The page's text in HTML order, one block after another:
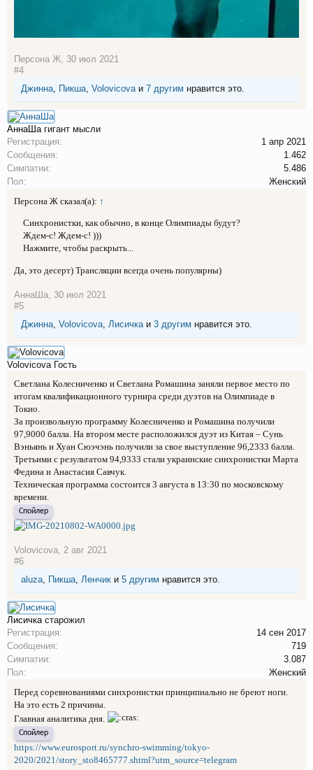
Персона Ж, 30 июл 2021
#4
Джинна, Пикша, Volovicovaи 7 другим нравится это.
АннаШа гигант мысли
Регистрация:
1 апр 2021
Сообщения:
1.462
Симпатии:
5.486
Пол:
Женский
Персона Ж сказал(а): ↑
Синхронистки, как обычно, в конце Олимпиады будут?
Ждем-с! Ждем-с! )))
Нажмите, чтобы раскрыть...
Да, это десерт) Трансляции всегда очень популярны)
АннаШа 30 июл 2021
#5
Джинна Volovicova Лисичка и 3 другим нравится это.
Volovicova Гость
Светлана Колесниченко и Светлана Ромашина заняли первое место по
итогам квалификационного турнира среди дуэтов на Олимпиаде в
Токио.
За произвольную программу Колесниченко и Ромашина получили
97,9000 балла. На втором месте расположился дуэт из Китая – Сунь
Вэньянь и Хуан Сюэчэнь получили за свое выступление 96,2333 балла.
Третьими с результатом 94,9333 стали украинские синхронистки Марта
Федина и Анастасия Савчук.
Техническая программа состоится 3 августа в 13:30 по московскому
времени.
Спойлер
Volovicova 2 авг 2021
#6
aluza Пикша Ленчик и 5 другим нравится это.
Лисичка старожил
Регистрация:
14 сен 2017
Сообщения:
719
Симпатии:
3.087
Пол:
Женский
Перед соревнованиями синхронистки принципиально не бреют ноги.
На это есть 2 причины.
Главная аналитика дня.
Спойлер
https://www.eurosport.ru/synchro-swimming/tokyo-
2020/2021/story_sto8465777.shtml?utm_source=telegram